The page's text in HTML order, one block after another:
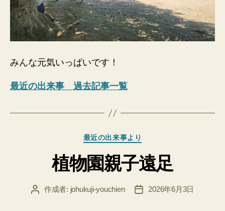
みんな元気いっぱいです！
最近の出来事 過去記事一覧
カ
ゴ
リ
最近の出来事より
植物園親子遠足
投 作成者: johukuji-youchien
投
2026年6月3日